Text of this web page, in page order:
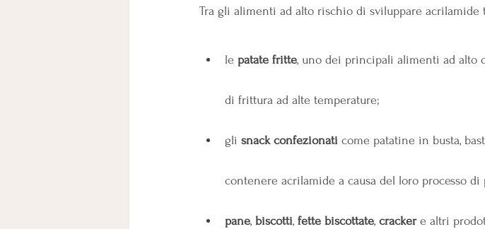
Tra gli alimenti ad alto rischio di sviluppare acrilamide
le patate fritte, uno dei principali alimenti ad alto
di frittura ad alte temperature;
gli snack confezionati come patatine in busta,
contenere acrilamide a causa del loro processo di
pane, biscotti, fette biscottate, cracker e altri